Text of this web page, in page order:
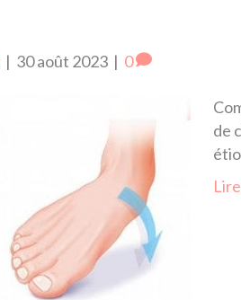
| 30 août 2023 | 0
de